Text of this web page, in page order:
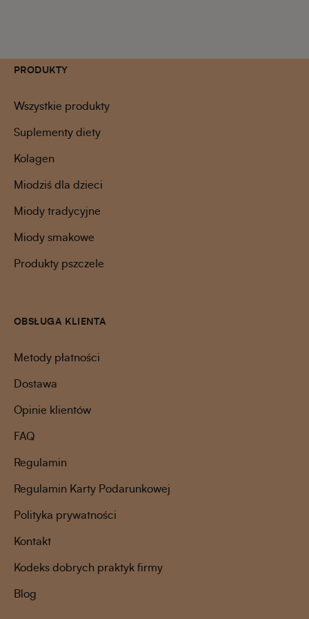
PRODUKTY
Wszystkie produkty
Suplementy diety
Kolagen
Miodziś dla dzieci
Miody tradycyjne
Miody smakowe
Produkty pszczele
OBSŁUGA KLIENTA
Metody płatności
Dostawa
Opinie klientów
FAQ
Regulamin
Regulamin Karty Podarunkowej
Polityka prywatności
Kontakt
Kodeks dobrych praktyk firmy
Blog